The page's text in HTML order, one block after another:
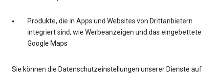
Produkte, die in Apps und Websites von Drittanbietern
integriert sind, wie Werbeanzeigen und das eingebettete
Google Maps
Sie können die Datenschutzeinstellungen unserer Dienste auf